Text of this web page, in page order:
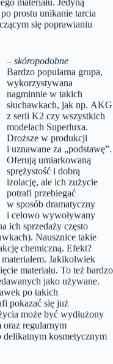
materiału. Jedyną
prostu unikanie tarcia
się poprawianiu
– skóropodobne
Bardzo popularna grupa,
wykorzystywana
nagminnie w takich
słuchawkach, jak np. AKG
z serii K2 czy wszystkich
modelach Superluxa.
Droższe w produkcji
i uznawane za „podstawę”.
Oferują umiarkowaną
sprężystość i dobrą
izolację, ale ich zużycie
potrafi przebiegać
w sposób dramatyczny
i celowo wywoływany
ich sprzedaży często
Nausznice takie
chemiczną. Efekt?
Jakikolwiek
materiału. To też bardzo
jako używane.
po takich
pokazać się już
może być wydłużony
regularnym
delikatnym kosmetycznym